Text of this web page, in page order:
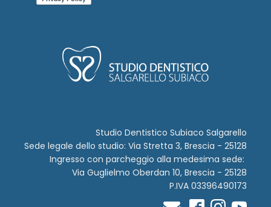
Studio Dentistico Subiaco Salgarello
Sede legale dello studio: Via Stretta 3, Brescia - 25128
Ingresso con parcheggio alla medesima sede:
Via Guglielmo Oberdan 10, Brescia - 25128
P.IVA 03396490173